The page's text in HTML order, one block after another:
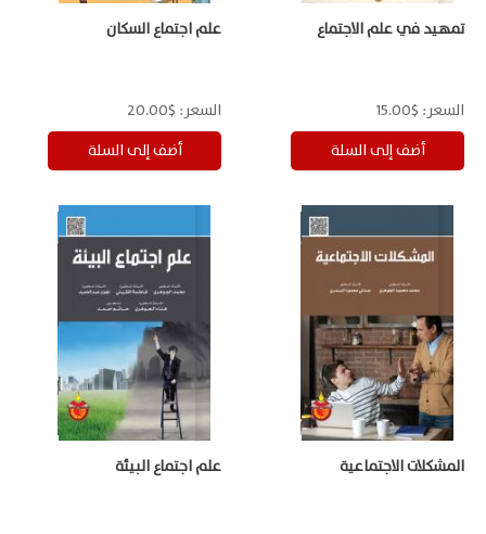
تمهيد في علم الاجتماع
السعر: $15.00
علم اجتماع السكان
السعر: $20.00
المشكلات الاجتماعية علم اجتماع البيئة